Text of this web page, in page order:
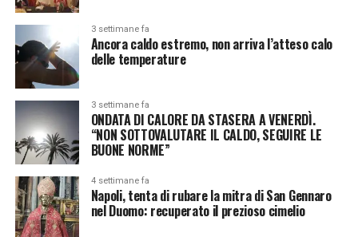
3 settimane fa
Ancora caldo estremo, non arriva l’atteso calo
delle temperature
3 settimane fa
ONDATA DI CALORE DA STASERA A VENERDÌ.
“NON SOTTOVALUTARE IL CALDO, SEGUIRE LE
BUONE NORME”
4 settimane fa
Napoli, tenta di rubare la mitra di San Gennaro
nel Duomo: recuperato il prezioso cimelio